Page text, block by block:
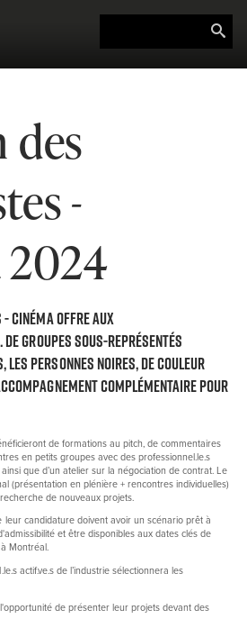
des
-
2024
Cinéma offre aux
groupes sous-représentés
les personnes noires, de couleur
accompagnement complémentaire pour
de formations au pitch, de commentaires
en petits groupes avec des professionnel.le.s
que d’un atelier sur la négociation de contrat. Le
(présentation en plénière + rencontres individuelles)
de nouveaux projets.
candidature doivent avoir un scénario prêt à
et être disponibles aux dates clés de
Montréal.
actif.ve.s de l’industrie sélectionnera les
de présenter leur projets devant des